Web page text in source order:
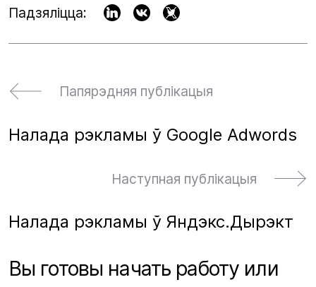
Падзяліцца:
Папярэдняя публікацыя
Налада рэкламы ў Google Adwords
Наступная публікацыя
Налада рэкламы ў Яндэкс.Дырэкт
Вы готовы начать работу или